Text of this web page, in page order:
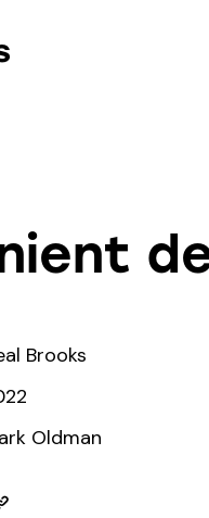
Brooks
Oldman